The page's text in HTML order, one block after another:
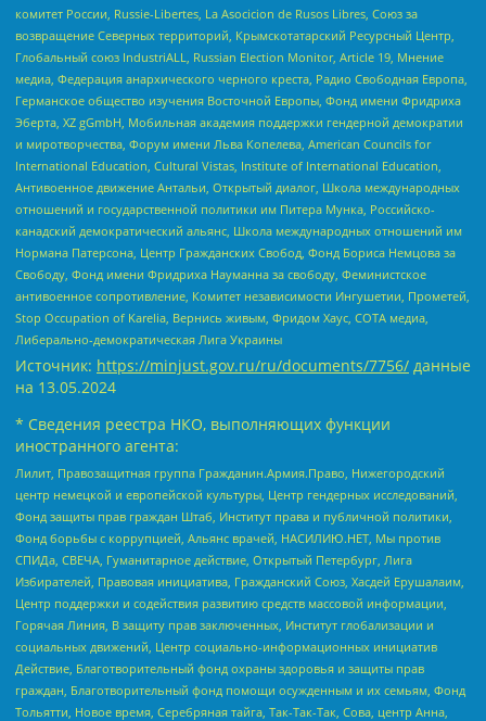
комитет России, Russie-Libertes, La Asocicion de Rusos Libres, Союз за
возвращение Северных территорий, Крымскотатарский Ресурсный Центр,
Глобальный союз IndustriALL, Russian Election Monitor, Article 19, Мнение
медиа, Федерация анархического черного креста, Радио Свободная Европа,
Германское общество изучения Восточной Европы, Фонд имени Фридриха
Эберта, XZ gGmbH, Мобильная академия поддержки гендерной демократии
и миротворчества, Форум имени Льва Копелева, American Councils for
International Education, Cultural Vistas, Institute of International Education,
Антивоенное движение Антальи, Открытый диалог, Школа международных
отношений и государственной политики им Питера Мунка, Российско-
канадский демократический альянс, Школа международных отношений им
Нормана Патерсона, Центр Гражданских Свобод, Фонд Бориса Немцова за
Свободу, Фонд имени Фридриха Науманна за свободу, Феминистское
антивоенное сопротивление, Комитет независимости Ингушетии, Прометей,
Stop Occupation of Karelia, Вернись живым, Фридом Хаус, СОТА медиа,
Либерально-демократическая Лига Украины
Источник: https://minjust.gov.ru/ru/documents/7756/ данные
на 13.05.2024
* Сведения реестра НКО, выполняющих функции
иностранного агента:
Лилит, Правозащитная группа Гражданин.Армия.Право, Нижегородский
центр немецкой и европейской культуры, Центр гендерных исследований,
Фонд защиты прав граждан Штаб, Институт права и публичной политики,
Фонд борьбы с коррупцией, Альянс врачей, НАСИЛИЮ.НЕТ, Мы против
СПИДа, СВЕЧА, Гуманитарное действие, Открытый Петербург, Лига
Избирателей, Правовая инициатива, Гражданский Союз, Хасдей Ерушалаим,
Центр поддержки и содействия развитию средств массовой информации,
Горячая Линия, В защиту прав заключенных, Институт глобализации и
социальных движений, Центр социально-информационных инициатив
Действие, Благотворительный фонд охраны здоровья и защиты прав
граждан, Благотворительный фонд помощи осужденным и их семьям, Фонд
Тольятти, Новое время, Серебряная тайга, Так-Так-Так, Сова, центр Анна,